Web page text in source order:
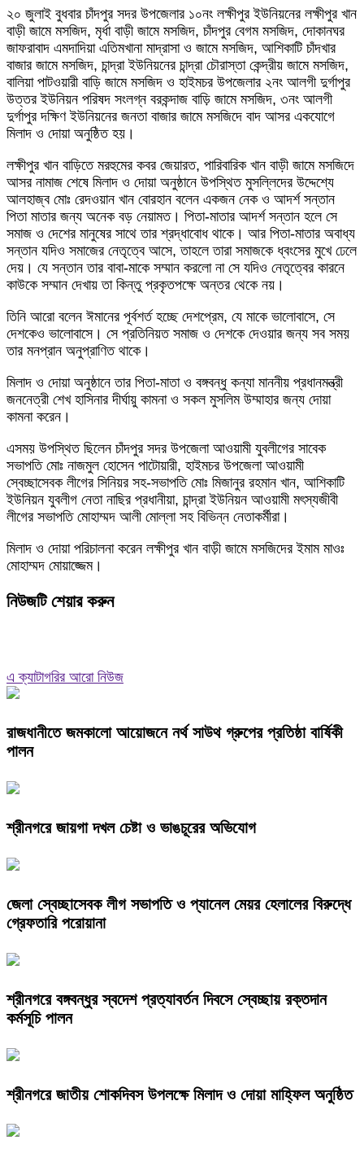
২০ জুলাই বুধবার চাঁদপুর সদর উপজেলার ১০নং লক্ষীপুর ইউনিয়নের লক্ষীপুর খান
বাড়ী জামে মসজিদ, মৃর্ধা বাড়ী জামে মসজিদ, চাঁদপুর বেগম মসজিদ, দোকানঘর
জাফরাবাদ এমদাদিয়া এতিমখানা মাদ্রাসা ও জামে মসজিদ, আশিকাটি চাঁদখার
বাজার জামে মসজিদ, চান্দ্রা ইউনিয়নের চান্দ্রা চৌরাস্তা কেন্দ্রীয় জামে মসজিদ,
বালিয়া পাটওয়ারী বাড়ি জামে মসজিদ ও হাইমচর উপজেলার ২নং আলগী দুর্গাপুর
উত্তর ইউনিয়ন পরিষদ সংলগ্ন বরকন্দাজ বাড়ি জামে মসজিদ, ৩নং আলগী
দুর্গাপুর দক্ষিণ ইউনিয়নের জনতা বাজার জামে মসজিদে বাদ আসর একযোগে
মিলাদ ও দোয়া অনুষ্ঠিত হয়।
লক্ষীপুর খান বাড়িতে মরহুমের কবর জেয়ারত, পারিবারিক খান বাড়ী জামে মসজিদে
আসর নামাজ শেষে মিলাদ ও দোয়া অনুষ্ঠানে উপস্থিত মুসল্লিদের উদ্দেশ্যে
আলহাজ্ব মোঃ রেদওয়ান খান বোরহান বলেন একজন নেক ও আদর্শ সন্তান
পিতা মাতার জন্য অনেক বড় নেয়ামত। পিতা-মাতার আদর্শ সন্তান হলে সে
সমাজ ও দেশের মানুষের সাথে তার শ্রদ্ধাবোধ থাকে। আর পিতা-মাতার অবাধ্য
সন্তান যদিও সমাজের নেতৃত্বে আসে, তাহলে তারা সমাজকে ধ্বংসের মুখে ঢেলে
দেয়। যে সন্তান তার বাবা-মাকে সম্মান করলো না সে যদিও নেতৃত্বের কারনে
কাউকে সম্মান দেখায় তা কিন্তু প্রকৃতপক্ষে অন্তর থেকে নয়।
তিনি আরো বলেন ঈমানের পূর্বশর্ত হচ্ছে দেশপ্রেম, যে মাকে ভালোবাসে, সে
দেশকেও ভালোবাসে। সে প্রতিনিয়ত সমাজ ও দেশকে দেওয়ার জন্য সব সময়
তার মনপ্রান অনুপ্রাণিত থাকে।
মিলাদ ও দোয়া অনুষ্ঠানে তার পিতা-মাতা ও বঙ্গবন্ধু কন্যা মাননীয় প্রধানমন্ত্রী
জননেত্রী শেখ হাসিনার দীর্ঘায়ু কামনা ও সকল মুসলিম উম্মাহার জন্য দোয়া
কামনা করেন।
এসময় উপস্থিত ছিলেন চাঁদপুর সদর উপজেলা আওয়ামী যুবলীগের সাবেক
সভাপতি মোঃ নাজমুল হোসেন পাটোয়ারী, হাইমচর উপজেলা আওয়ামী
স্বেচ্ছাসেবক লীগের সিনিয়র সহ-সভাপতি মোঃ মিজানুর রহমান খান, আশিকাটি
ইউনিয়ন যুবলীগ নেতা নাছির প্রধানীয়া, চান্দ্রা ইউনিয়ন আওয়ামী মৎস্যজীবী
লীগের সভাপতি মোহাম্মদ আলী মোল্লা সহ বিভিন্ন নেতাকর্মীরা।
মিলাদ ও দোয়া পরিচালনা করেন লক্ষীপুর খান বাড়ী জামে মসজিদের ইমাম মাওঃ
মোহাম্মদ মোয়াজ্জেম।
নিউজটি শেয়ার করুন
এ ক্যাটাগরির আরো নিউজ
রাজধানীতে জমকালো আয়োজনে নর্থ সাউথ গ্রুপের প্রতিষ্ঠা বার্ষিকী
পালন
শ্রীনগরে জায়গা দখল চেষ্টা ও ভাঙচূরের অভিযোগ
জেলা স্বেচ্ছাসেবক লীগ সভাপতি ও প্যানেল মেয়র হেলালের বিরুদ্ধে
গ্রেফতারি পরোয়ানা
শ্রীনগরে বঙ্গবন্ধুর স্বদেশ প্রত্যাবর্তন দিবসে স্বেচ্ছায় রক্তদান
কর্মসূচি পালন
শ্রীনগরে জাতীয় শোকদিবস উপলক্ষে মিলাদ ও দোয়া মাহ্ফিল অনুষ্ঠিত